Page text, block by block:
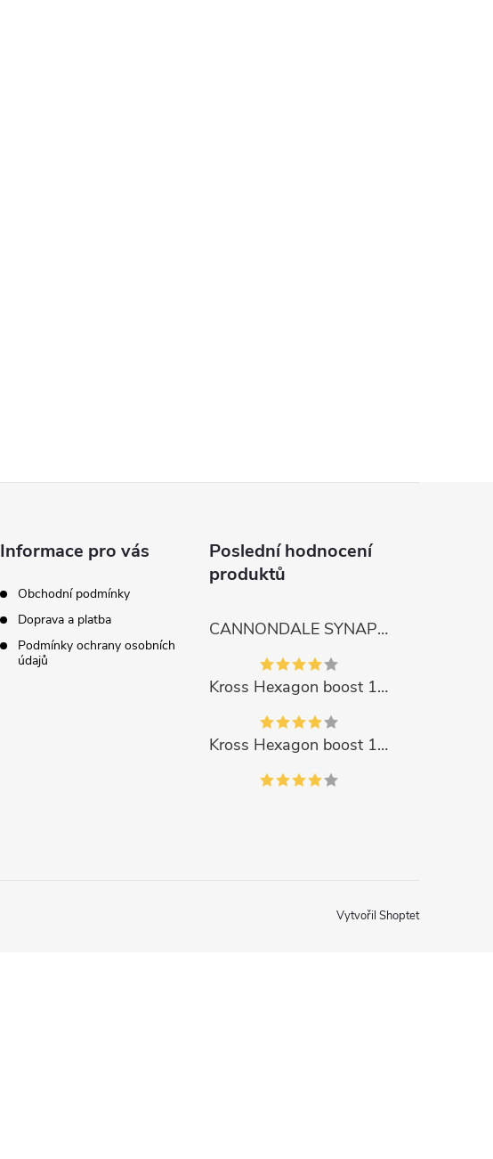
Informace pro vás
Obchodní podmínky
Doprava a platba
Podmínky ochrany osobních
údajů
Poslední hodnocení
produktů
CANNONDALE SYNAPSE CARBON 4
Kross Hexagon boost 1.0 500Wh 2023
Kross Hexagon boost 1.0 500Wh 2023
Vytvořil Shoptet